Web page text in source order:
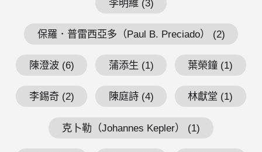
李明維 (3)
保羅．普雷西亞多（Paul B. Preciado） (2)
陳澄波 (6) 蒲添生 (1) 葉榮鐘 (1)
李錫奇 (2) 陳庭詩 (4) 林獻堂 (1)
克卜勒（Johannes Kepler） (1)